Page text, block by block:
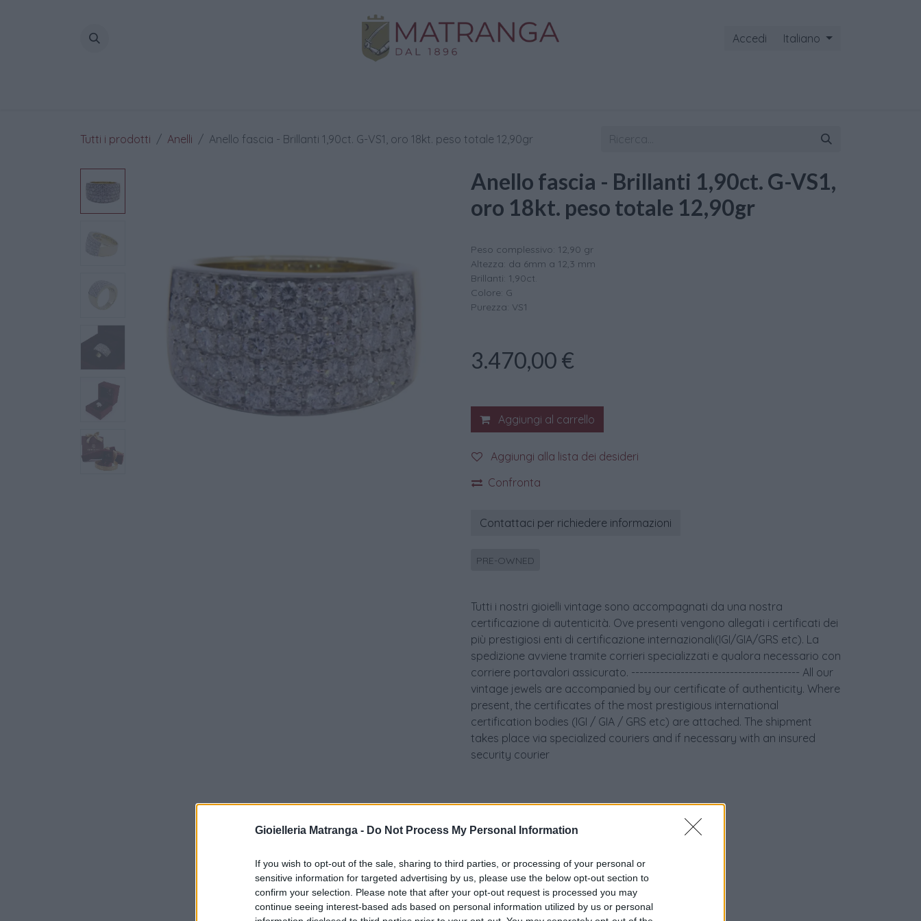
Gioielleria Matranga - Do Not Process My Personal Information
If you wish to opt-out of the sale, sharing to third parties, or processing of your personal or
sensitive information for targeted advertising by us, please use the below opt-out section to
confirm your selection. Please note that after your opt-out request is processed you may
continue seeing interest-based ads based on personal information utilized by us or personal
Accedi Italiano
Tutti i prodotti Anelli Anello fascia - Brillanti 1,90ct. G-VS1, oro 18kt. peso totale 12,90gr
Anello fascia - Brillanti 1,90ct. G-VS1,
oro 18kt. peso totale 12,90gr
Peso complessivo: 12,90 gr
Altezza: da 6mm a 12,3 mm
Brillanti: 1,90ct.
Colore: G
Purezza: VS1
3.470,00 €
Aggiungi al carrello
Aggiungi alla lista dei desideri
Confronta
Contattaci per richiedere informazioni
PRE-OWNED
Tutti i nostri gioielli vintage sono accompagnati da una nostra
certificazione di autenticità. Ove presenti vengono allegati i certificati dei
più prestigiosi enti di certificazione internazionali(IGI/GIA/GRS etc). La
spedizione avviene tramite corrieri specializzati e qualora necessario con
corriere portavalori assicurato. ----------------------------------------- All our
vintage jewels are accompanied by our certificate of authenticity. Where
present, the certificates of the most prestigious international
certification bodies (IGI / GIA / GRS etc) are attached. The shipment
takes place via specialized couriers and if necessary with an insured
security courier